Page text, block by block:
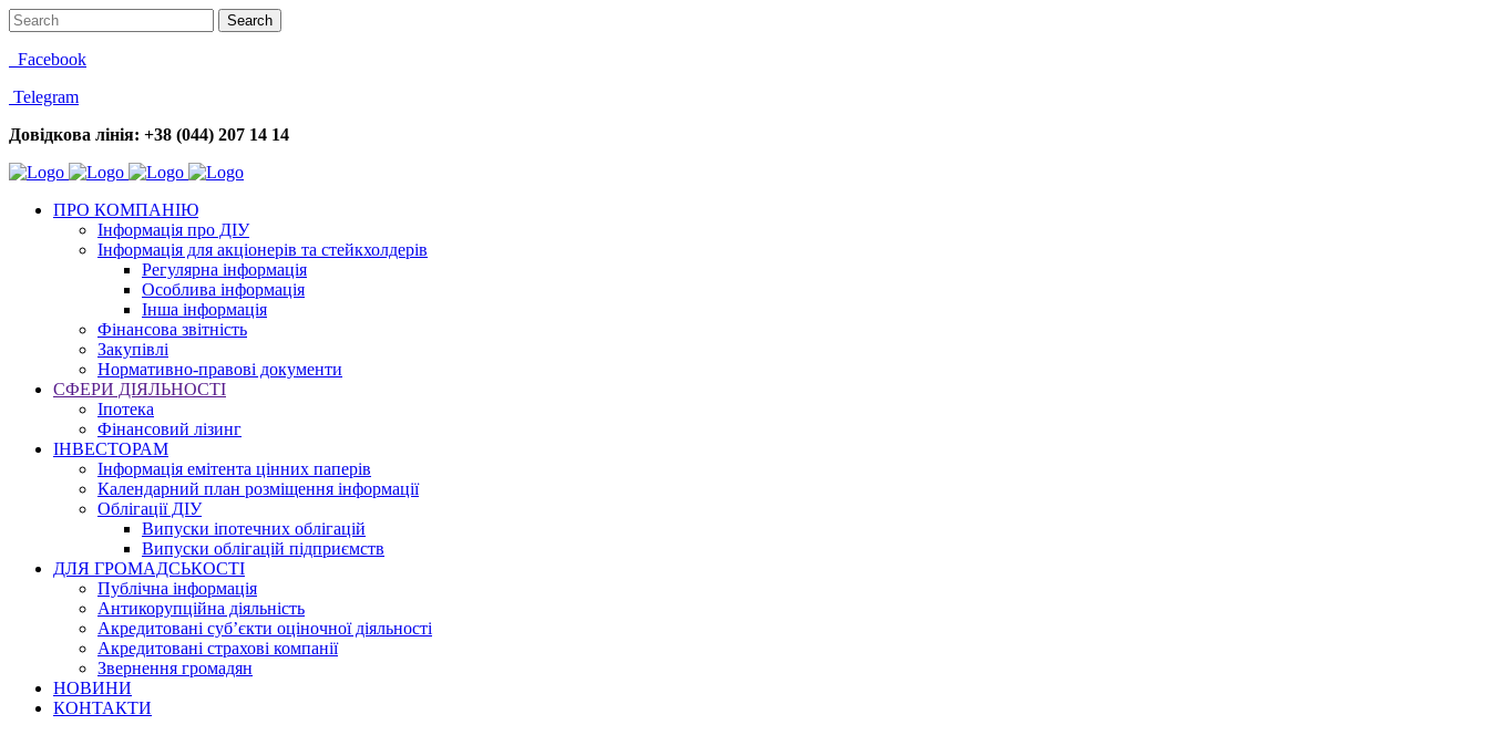
Facebook
Telegram
Довідкова лінія: +38 (044) 207 14 14
ПРО КОМПАНІЮ
Інформація про ДІУ
Інформація для акціонерів та стейкхолдерів
Регулярна інформація
Особлива інформація
Інша інформація
Фінансова звітність
Закупівлі
Нормативно-правові документи
СФЕРИ ДІЯЛЬНОСТІ
Іпотека
Фінансовий лізинг
ІНВЕСТОРАМ
Інформація емітента цінних паперів
Календарний план розміщення інформації
Облігації ДІУ
Випуски іпотечних облігацій
Випуски облігацій підприємств
ДЛЯ ГРОМАДСЬКОСТІ
Публічна інформація
Антикорупційна діяльність
Акредитовані суб’єкти оціночної діяльності
Акредитовані страхові компанії
Звернення громадян
НОВИНИ
КОНТАКТИ